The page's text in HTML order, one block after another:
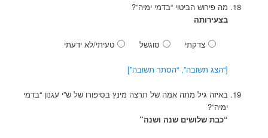
מה פירוש הביטוי “בדמי ימיה”?
בצעירותה
צדקתי סוגשל טעיתי/לא ידעתי
[“הצג תשובה”, “הסתר תשובה”]
באיזה גיל מתה אמה של תרצה מינץ בסיפורו של ש”י עגנון “בדמי
ימיה”?
“כבת שלושים שנה ושנה”